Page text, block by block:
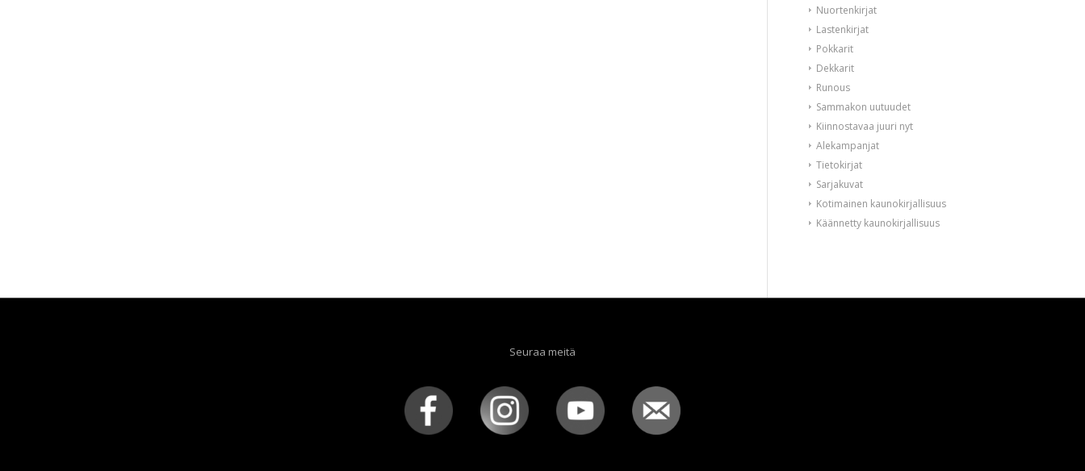
Nuortenkirjat
Lastenkirjat
Pokkarit
Dekkarit
Runous
Sammakon uutuudet
Kiinnostavaa juuri nyt
Alekampanjat
Tietokirjat
Sarjakuvat
Kotimainen kaunokirjallisuus
Käännetty kaunokirjallisuus
Seuraa meitä